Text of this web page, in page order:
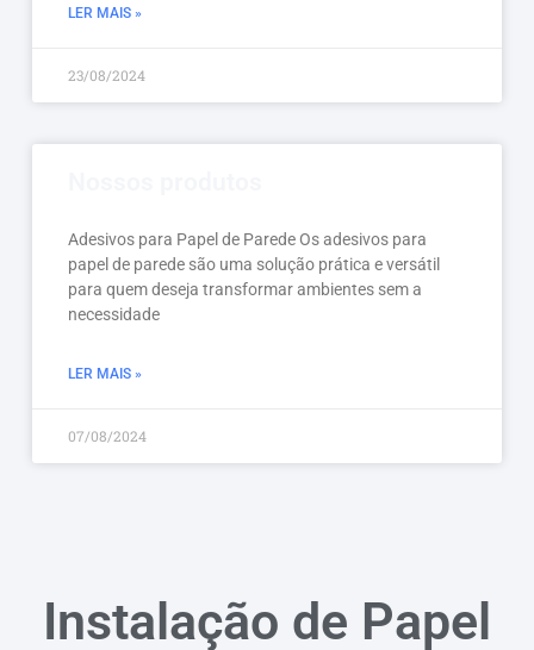
LER MAIS »
23/08/2024
Adesivos para Papel de Parede Os adesivos para
papel de parede são uma solução prática e versátil
para quem deseja transformar ambientes sem a
necessidade
LER MAIS »
07/08/2024
Instalação de Papel